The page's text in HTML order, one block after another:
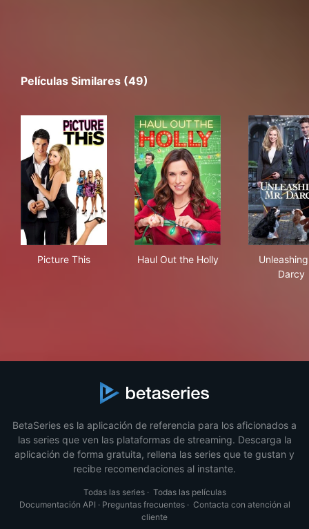
Películas Similares (49)
Picture This Haul Out the Holly
Darcy
BetaSeries es la aplicación de referencia para los aficionados a
las series que ven las plataformas de streaming. Descarga la
aplicación de forma gratuita, rellena las series que te gustan y
recibe recomendaciones al instante.
Todas las series· Todas las películas
Documentación API · Preguntas frecuentes· Contacta con atención al
cliente